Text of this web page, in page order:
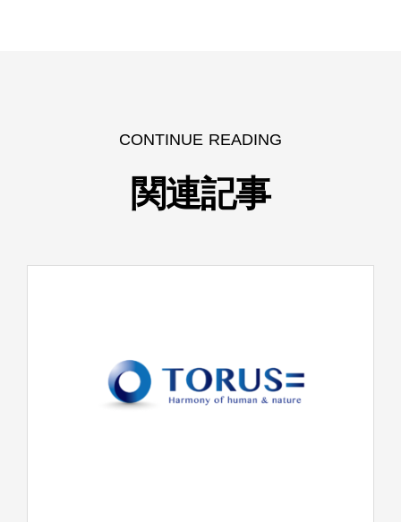
CONTINUE READING
関連記事